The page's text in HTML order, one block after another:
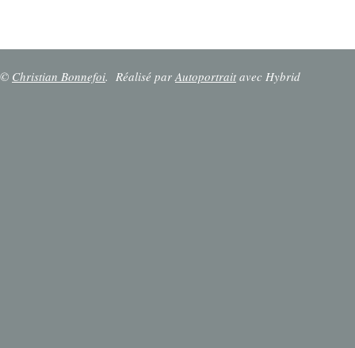
© Christian Bonnefoi. Réalisé parAutoportrait avec Hybrid